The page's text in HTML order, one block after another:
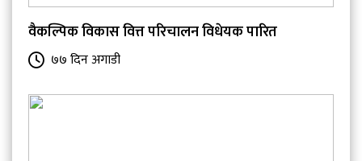
वैकल्पिक विकास वित्त परिचालन विधेयक पारित
७७ दिन अगाडी